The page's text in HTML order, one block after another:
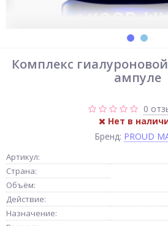
Комплекс
ампуле
0
Нет в
Бренд: PROUD
Артикул:
Страна:
Объём:
Действие:
Назначение: